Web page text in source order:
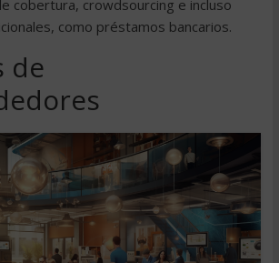
cobertura, crowdsourcing e incluso
como préstamos bancarios.
de